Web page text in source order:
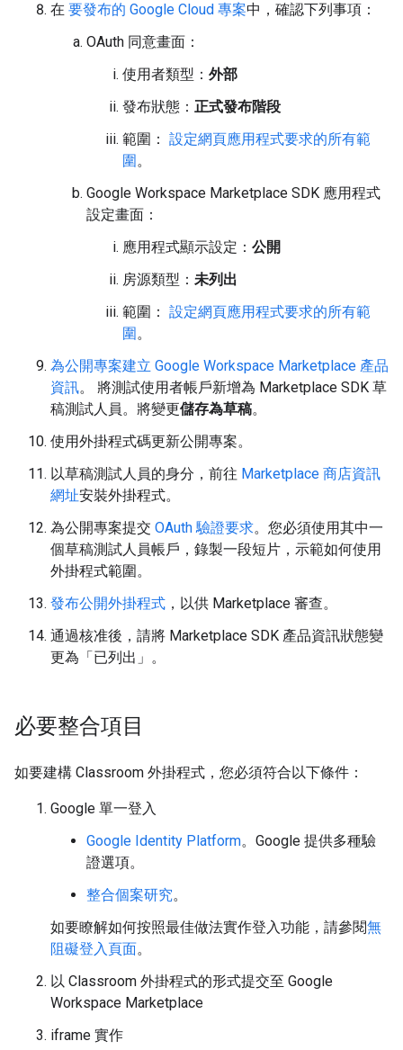
在 要發布的 Google Cloud 專案中，確認下列事項：
OAuth 同意畫面：
使用者類型： 外部
發布狀態： 正式發布階段
範圍： 設定網頁應用程式要求的所有範
圍。
Google Workspace Marketplace SDK 應用程式
設定畫面：
應用程式顯示設定： 公開
房源類型： 未列出
範圍： 設定網頁應用程式要求的所有範
圍。
為公開專案建立 Google Workspace Marketplace 產品
資訊。 將測試使用者帳戶新增為 Marketplace SDK 草
稿測試人員。將變更儲存為草稿。
使用外掛程式碼更新公開專案。
以草稿測試人員的身分，前往 Marketplace 商店資訊
網址安裝外掛程式。
為公開專案提交 OAuth 驗證要求。您必須使用其中一
個草稿測試人員帳戶，錄製一段短片，示範如何使用
外掛程式範圍。
發布公開外掛程式 ，以供 Marketplace 審查。
通過核准後，請將 Marketplace SDK 產品資訊狀態變
更為「已列出」 。
必要整合項目
如要建構 Classroom 外掛程式，您必須符合以下條件：
Google 單一登入
Google Identity Platform。Google 提供多種驗
證選項。
整合個案研究。
如要瞭解如何按照最佳做法實作登入功能，請參閱無
阻礙登入頁面。
以 Classroom 外掛程式的形式提交至 Google
Workspace Marketplace
iframe 實作